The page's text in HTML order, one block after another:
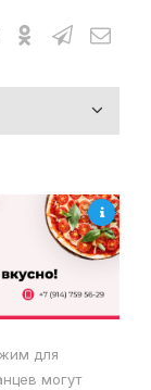
для
могут